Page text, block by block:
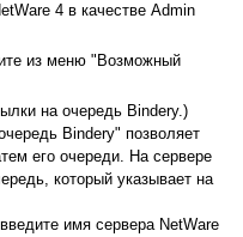
4 в качестве Admin
из меню "Возможный
на очередь Bindery.)
Bindery" позволяет
его очереди. На сервере
который указывает на
имя сервера NetWare